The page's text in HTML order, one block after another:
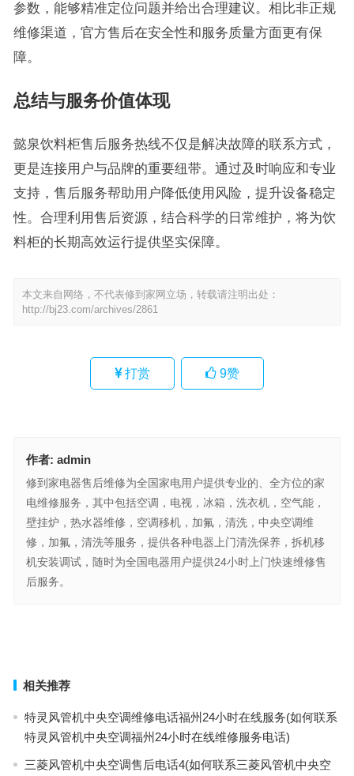
参数，能够精准定位问题并给出合理建议。相比非正规
维修渠道，官方售后在安全性和服务质量方面更有保
障。
总结与服务价值体现
懿泉饮料柜售后服务热线不仅是解决故障的联系方式，
更是连接用户与品牌的重要纽带。通过及时响应和专业
支持，售后服务帮助用户降低使用风险，提升设备稳定
性。合理利用售后资源，结合科学的日常维护，将为饮
料柜的长期高效运行提供坚实保障。
本文来自网络，不代表修到家网立场，转载请注明出处：
http://bj23.com/archives/2861
打赏 9赞
作者: admin
修到家电器售后维修为全国家电用户提供专业的、全方位的家
电维修服务，其中包括空调，电视，冰箱，洗衣机，空气能，
壁挂炉，热水器维修，空调移机，加氟，清洗，中央空调维
修，加氟，清洗等服务，提供各种电器上门清洗保养，拆机移
机安装调试，随时为全国电器用户提供24小时上门快速维修售
后服务。
相关推荐
特灵风管机中央空调维修电话福州24小时在线服务(如何联系
特灵风管机中央空调福州24小时在线维修服务电话)
三菱风管机中央空调售后电话4(如何联系三菱风管机中央空